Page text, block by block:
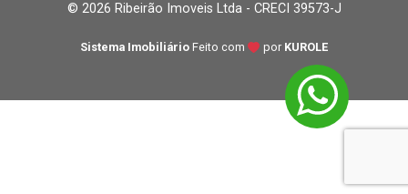
© 2026 Ribeirão Imoveis Ltda - CRECI 39573-J
Sistema Imobiliário Feito com por KUROLE